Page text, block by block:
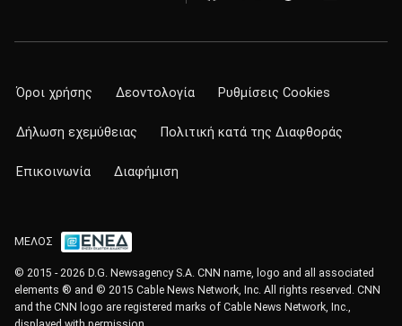
Όροι χρήσης Δεοντολογία Ρυθμίσεις Cookies
Δήλωση εχεμύθειας Πολιτική κατά της Διαφθοράς
Επικοινωνία Διαφήμιση
ΜΕΛΟΣ
© 2015 - 2026 D.G. Newsagency S.A. CNN name, logo and all associated
elements ® and © 2015 Cable News Network, Inc. All rights reserved. CNN
and the CNN logo are registered marks of Cable News Network, Inc.,